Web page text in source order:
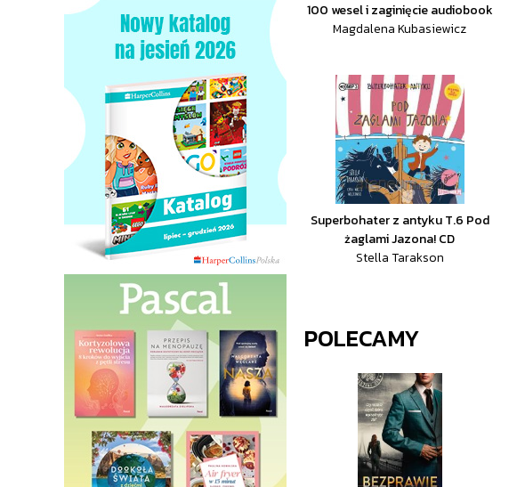
100 wesel i zaginięcie audiobook
Magdalena Kubasiewicz
Superbohater z antyku T.6 Pod
żaglami Jazona! CD
Stella Tarakson
POLECAMY